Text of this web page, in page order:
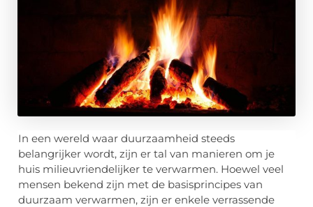
In een wereld waar duurzaamheid steeds
belangrijker wordt, zijn er tal van manieren om je
huis milieuvriendelijker te verwarmen. Hoewel veel
mensen bekend zijn met de basisprincipes van
duurzaam verwarmen, zijn er enkele verrassende